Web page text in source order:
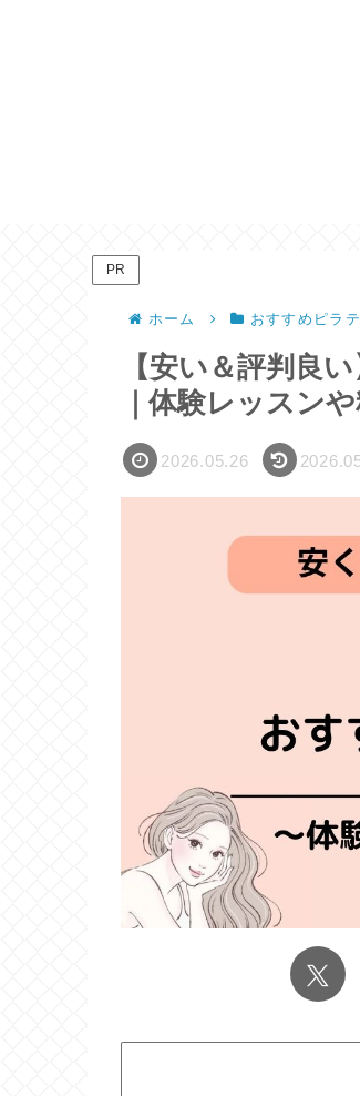
PR
ホーム おすすめピラ
【安い＆評判良
｜体験レッスン
2026.05.26